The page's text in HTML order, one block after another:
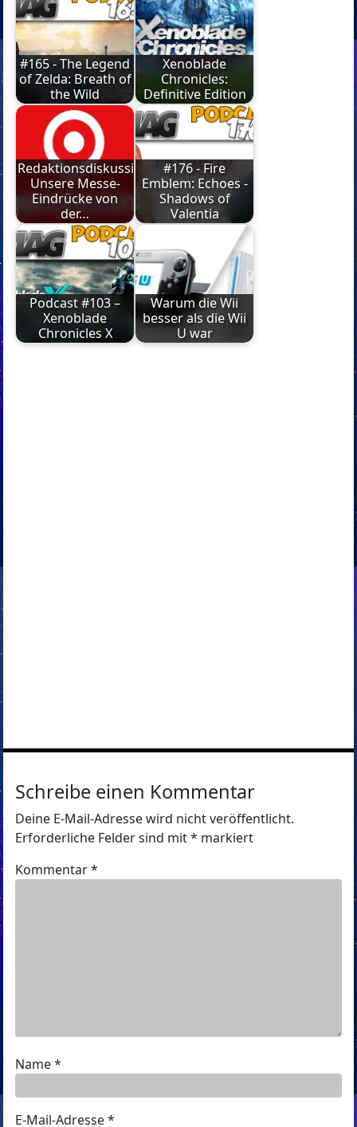
#165 - The Legend
of Zelda: Breath of
the Wild
Xenoblade
Chronicles:
Definitive Edition
Redaktionsdiskussion:
Unsere Messe-
Eindrücke von
der…
#176 - Fire
Emblem: Echoes -
Shadows of
Valentia
Podcast #103 –
Xenoblade
Chronicles X
Warum die Wii
besser als die Wii
U war
Schreibe einen Kommentar
Deine E-Mail-Adresse wird nicht veröffentlicht.
Erforderliche Felder sind mit* markiert
Kommentar*
Name*
E-Mail-Adresse*